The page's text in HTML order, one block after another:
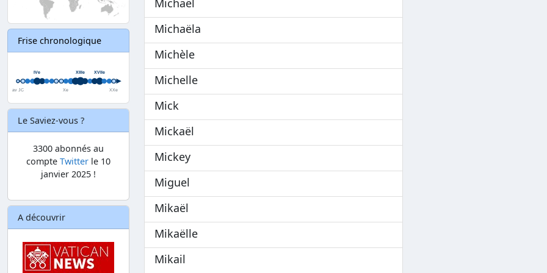
Frise chronologique
Le Saviez-vous ?
3300 abonnés au
compte Twitter le 10
janvier 2025 !
A découvrir
Michaël
Michaëla
Michèle
Michelle
Mick
Mickaël
Mickey
Miguel
Mikaël
Mikaëlle
Mikail